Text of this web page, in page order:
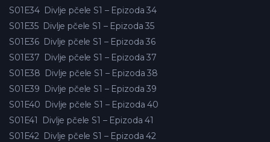
S01E34 Divlje pčele S1 – Epizoda 34
S01E35 Divlje pčele S1 – Epizoda 35
S01E36 Divlje pčele S1 – Epizoda 36
S01E37 Divlje pčele S1 – Epizoda 37
S01E38 Divlje pčele S1 – Epizoda 38
S01E39 Divlje pčele S1 – Epizoda 39
S01E40 Divlje pčele S1 – Epizoda 40
S01E41
Divlje pčele S1 – Epizoda 41
S01E42 Divlje pčele S1 – Epizoda 42